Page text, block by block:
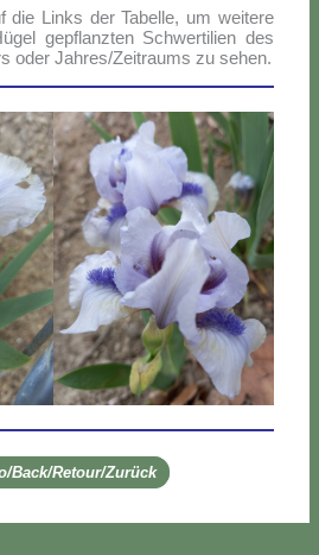
die Links der Ta­bel­le, um wei­te­re
ge­p­flanz­ten Sch­wer­ti­lien des
oder Jahres/Zeitraums zu se­hen.
Back/Retour/Zurück